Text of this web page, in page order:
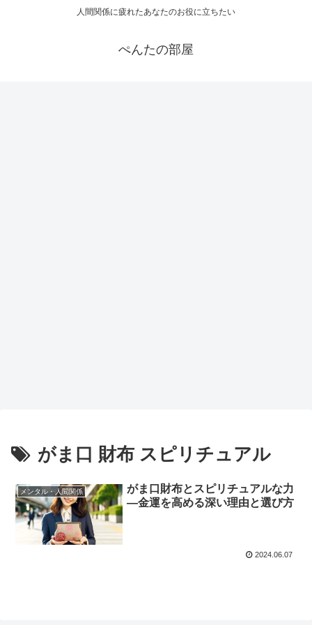
人間関係に疲れたあなたのお役に立ちたい
ぺんたの部屋
がま口 財布 スピリチュアル
メンタル・人間関係
がま口財布とスピリチュアルな力
―金運を高める深い理由と選び方
2024.06.07